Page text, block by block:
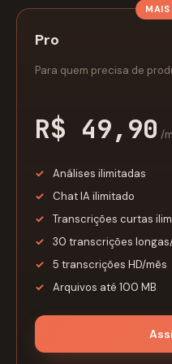
Pro
Para quem precisa de
R$ 49,90 /
Análises ilimitadas
Chat IA ilimitado
Transcrições curtas
30 transcrições
5 transcrições HD/mês
Arquivos até 100 MB